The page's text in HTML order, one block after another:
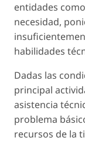
entidades
necesidad,
habilidades
Dadas las
principal
asistencia
problema
recursos de la